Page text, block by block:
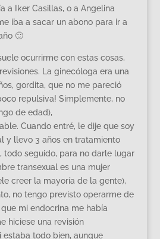
a Iker Casillas, o a Angelina
iba a sacar un abono para ir a
🙂
ocurrirme con estas cosas,
La ginecóloga era una
gordita, que no me pareció
repulsiva! Simplemente, no
de edad),
Cuando entré, le dije que soy
y llevo 3 años en tratamiento
todo seguido, para no darle lugar
transexual es una mujer
creer la mayoría de la gente),
no tengo previsto operarme de
mi endocrina me había
hiciese una revisión
estaba todo bien, aunque